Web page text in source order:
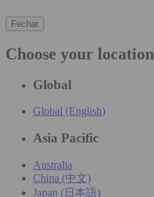
Fechar
Choose your location
Global
Global (English)
Asia Pacific
Australia
China (中文)
Japan (日本語)